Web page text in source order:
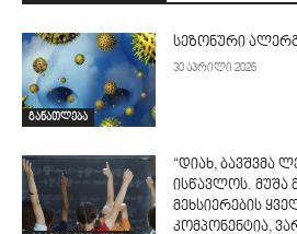
განათლება
სეზონური
30 აპრილი 2026
“დიახ, ბავშვმა
ისწავლოს. მუშა
მეხსიერების
კომპონენტია,